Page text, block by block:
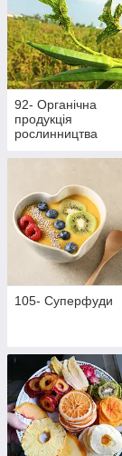
92- Органічна
продукція
рослинництва
105- Суперфуди